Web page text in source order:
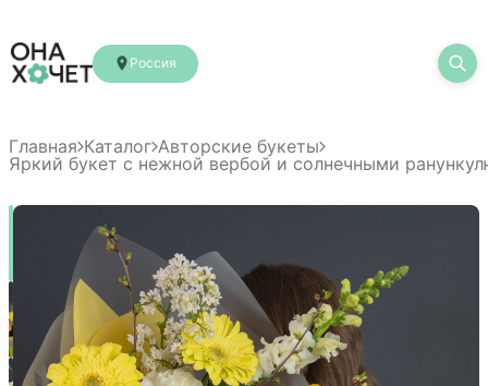
Россия
Главная Каталог Авторские букеты
Яркий букет с нежной вербой и солнечными